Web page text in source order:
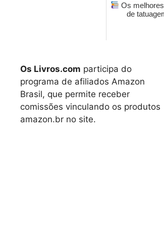
Os
de
Os Livros.com participa do
programa de afiliados Amazon
Brasil, que permite receber
comissões vinculando os produtos
amazon.br no site.